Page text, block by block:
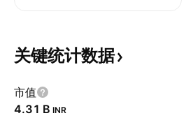
关键统计数据
市值
‪4.31 B‬ INR